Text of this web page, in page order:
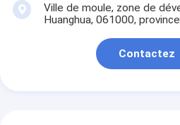
Ville de moule, zone de
Huanghua, 061000,
Contactez